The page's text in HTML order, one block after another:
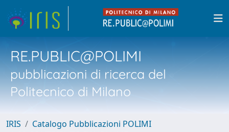
RE.PUBLIC@POLIMI
pubblicazioni di ricerca del
Politecnico di Milano
IRIS
Catalogo Pubblicazioni POLIMI